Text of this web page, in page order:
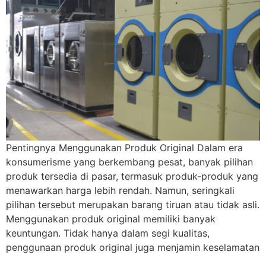
Pentingnya Menggunakan Produk Original Dalam era
konsumerisme yang berkembang pesat, banyak pilihan
produk tersedia di pasar, termasuk produk-produk yang
menawarkan harga lebih rendah. Namun, seringkali
pilihan tersebut merupakan barang tiruan atau tidak asli.
Menggunakan produk original memiliki banyak
keuntungan. Tidak hanya dalam segi kualitas,
penggunaan produk original juga menjamin keselamatan